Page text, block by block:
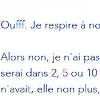
Oufff. Je respire à
Alors non, je n'ai
serai dans 2, 5 ou
n'avait, elle non